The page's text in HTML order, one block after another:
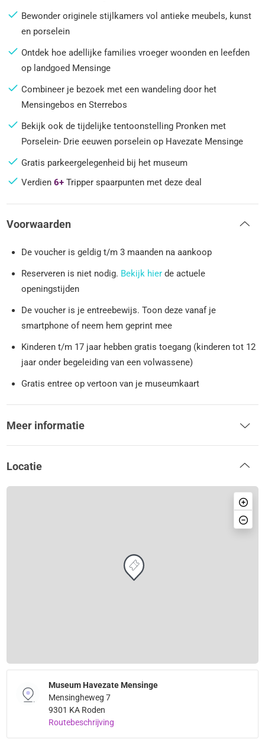
Bewonder originele stijlkamers vol antieke meubels, kunst
en porselein
Ontdek hoe adellijke families vroeger woonden en leefden
op landgoed Mensinge
Combineer je bezoek met een wandeling door het
Mensingebos en Sterrebos
Bekijk ook de tijdelijke tentoonstelling Pronken met
Porselein- Drie eeuwen porselein op Havezate Mensinge
Gratis parkeergelegenheid bij het museum
Verdien6+ Tripper spaarpunten met deze deal
Voorwaarden
De voucher is geldig t/m 3 maanden na aankoop
Reserveren is niet nodig. Bekijk hier de actuele
openingstijden
De voucher is je entreebewijs. Toon deze vanaf je
smartphone of neem hem geprint mee
Kinderen t/m 17 jaar hebben gratis toegang (kinderen tot 12
jaar onder begeleiding van een volwassene)
Gratis entree op vertoon van je museumkaart
Meer informatie
Locatie
Museum Havezate Mensinge
Mensingheweg 7
9301 KA Roden
Routebeschrijving